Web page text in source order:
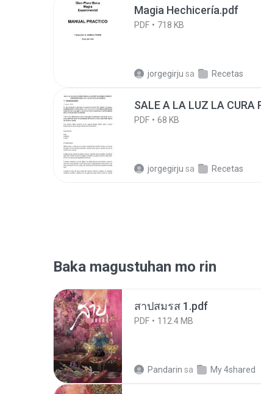
Magia Hechicería.pdf
PDF 718 KB
jorgegirju sa Recetas
SALE A LA LUZ LA CURA
PDF 68 KB
jorgegirju sa Recetas
Baka magustuhan mo rin
สาปสมรส 1.pdf
PDF 112.4 MB
Pandarin sa My 4shared